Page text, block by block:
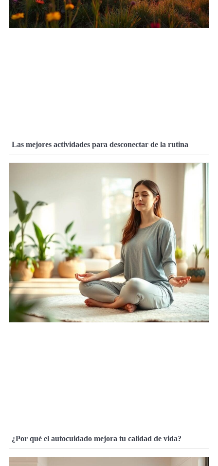
Las mejores actividades para desconectar de la rutina
¿Por qué el autocuidado mejora tu calidad de vida?